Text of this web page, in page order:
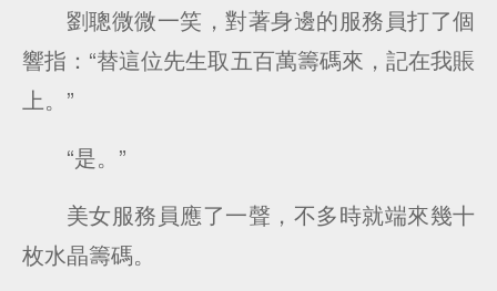
劉聰微微一笑，對著身邊的服務員打了個
響指：“替這位先生取五百萬籌碼來，記在我賬
上。”
“是。”
美女服務員應了一聲，不多時就端來幾十
枚水晶籌碼。